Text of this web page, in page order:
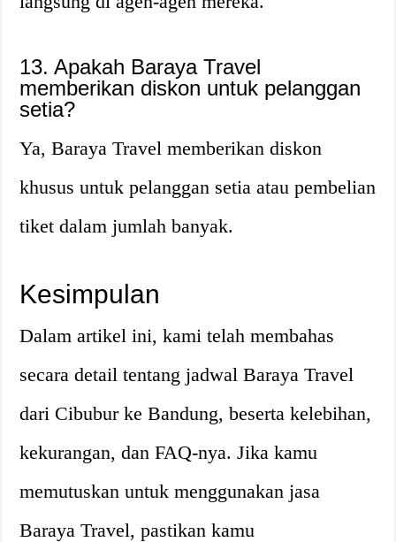
13. Apakah Baraya Travel
memberikan diskon untuk pelanggan
setia?
Ya, Baraya Travel memberikan diskon
khusus untuk pelanggan setia atau pembelian
tiket dalam jumlah banyak.
Kesimpulan
Dalam artikel ini, kami telah membahas
secara detail tentang jadwal Baraya Travel
dari Cibubur ke Bandung, beserta kelebihan,
kekurangan, dan FAQ-nya. Jika kamu
memutuskan untuk menggunakan jasa
Baraya Travel, pastikan kamu